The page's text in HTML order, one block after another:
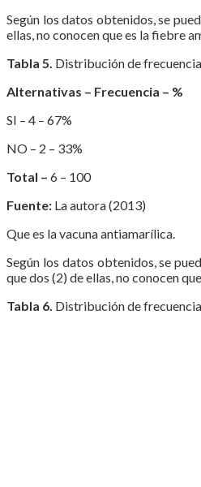
Según los datos obtenidos, se
ellas, no conocen que es la fiebre
Tabla 5. Distribución de
Alternativas – Frecuencia – %
SI – 4 – 67%
NO – 2 – 33%
Total – 6 – 100
Fuente: La autora (2013)
Que es la vacuna antiamarílica.
Según los datos obtenidos, se
que dos (2) de ellas, no conocen
Tabla 6. Distribución de